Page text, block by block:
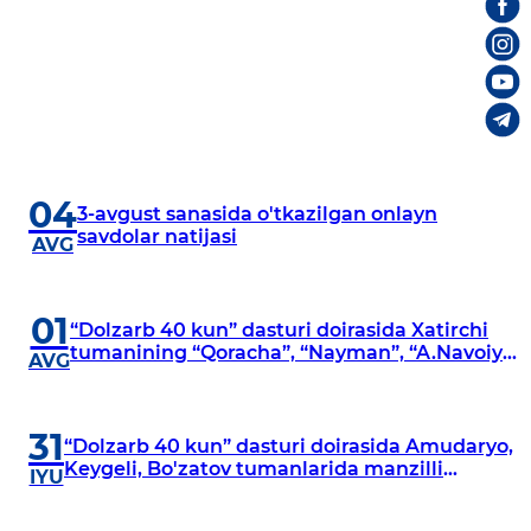
04
AVG
3-avgust sanasida o'tkazilgan onlayn
savdolar natijasi
01
AVG
“Dolzarb 40 kun” dasturi doirasida Xatirchi
tumanining “Qoracha”, “Nayman”, “A.Navoiy”
31
IYU
“Dolzarb 40 kun” dasturi doirasida Amudaryo,
Keygeli, Bo'zatov tumanlarida manzilli